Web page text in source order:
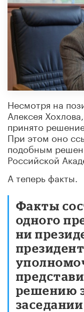
Несмотря на
Алексея
принято
При этом оно
подобным
Российской
А теперь факты.
Факты
одного
ни
решению